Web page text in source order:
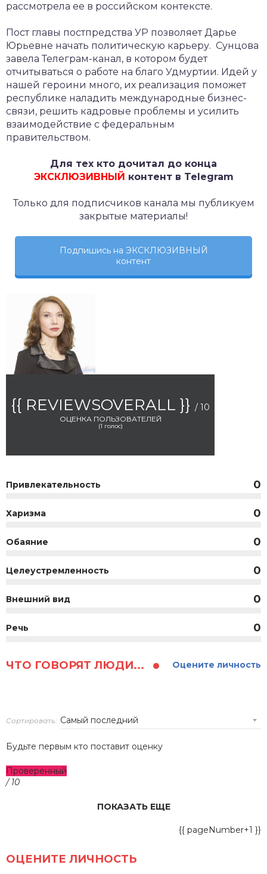
рассмотрела ее в российском контексте.
Пост главы постпредства УР позволяет Дарье
Юрьевне начать политическую карьеру. Сунцова
завела Телеграм-канал, в котором будет
отчитываться о работе на благо Удмуртии. Идей у
нашей героини много, их реализация поможет
республике наладить международные бизнес-
связи, решить кадровые проблемы и усилить
взаимодействие с федеральным
правительством.
Для тех кто дочитал до конца
ЭКСКЛЮЗИВНЫЙ контент в Telegram
Только для подписчиков канала мы публикуем
закрытые материалы!
Подпишись на ЭКСКЛЮЗИВНЫЙ
контент
{{ REVIEWSOVERALL }} / 10
ОЦЕНКА ПОЛЬЗОВАТЕЛЕЙ
(1 голос)
Привлекательность 0
Харизма 0
Обаяние 0
Целеустремленность 0
Внешний вид 0
Речь 0
ЧТО ГОВОРЯТ ЛЮДИ... Оцените личность
Сортировать:
Будьте первым кто поставит оценку
Проверенный
/ 10
ПОКАЗАТЬ ЕЩЕ
{{ pageNumber+1 }}
ОЦЕНИТЕ ЛИЧНОСТЬ